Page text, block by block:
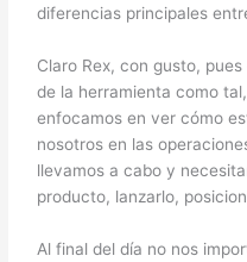
diferencias principales
Claro Rex, con gusto,
de la herramienta como
enfocamos en ver cómo
nosotros en las
llevamos a cabo y
producto, lanzarlo,
Al final del día no nos